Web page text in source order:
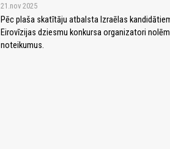
21.nov 2025
Pēc plaša skatītāju atbalsta Izraēlas
Eirovīzijas dziesmu konkursa organizatori
noteikumus.